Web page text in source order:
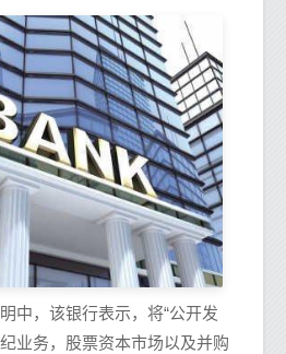
中，该银行表示，将“公开发
业务，股票资本市场以及并购